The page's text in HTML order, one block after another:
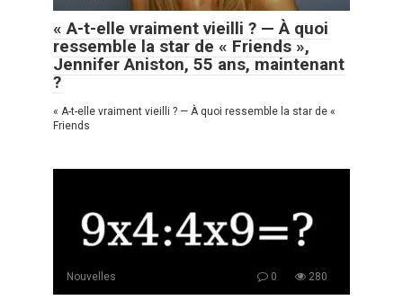
« A-t-elle vraiment vieilli ? — À quoi
ressemble la star de « Friends »,
Jennifer Aniston, 55 ans, maintenant
?
« A-t-elle vraiment vieilli ? — À quoi ressemble la star de «
Friends
Nouvelles 0 280